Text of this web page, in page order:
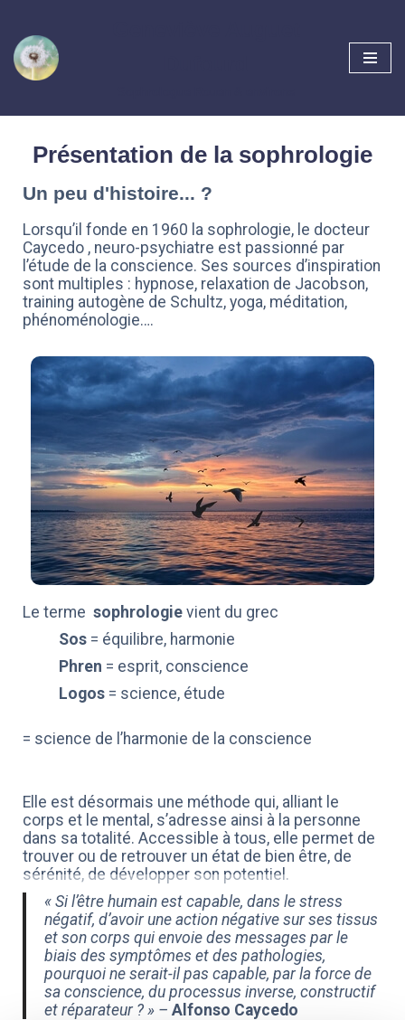
Aller
au
contenu
Présentation de la sophrologie
Un peu d'histoire... ?
Lorsqu’il fonde en 1960 la sophrologie, le docteur
Caycedo , neuro-psychiatre est passionné par
l’étude de la conscience. Ses sources d’inspiration
sont multiples : hypnose, relaxation de Jacobson,
training autogène de Schultz, yoga, méditation,
phénoménologie….
Le terme sophrologie vient du grec
Sos = équilibre, harmonie
Phren = esprit, conscience
Logos = science, étude
= science de l’harmonie de la conscience
Elle est désormais une méthode qui, alliant le
corps et le mental, s’adresse ainsi à la personne
dans sa totalité. Accessible à tous, elle permet de
trouver ou de retrouver un état de bien être, de
sérénité, de développer son potentiel.
« Si l’être humain est capable, dans le stress
négatif, d’avoir une action négative sur ses tissus
et son corps qui envoie des messages par le
biais des symptômes et des pathologies,
pourquoi ne serait-il pas capable, par la force de
sa conscience, du processus inverse, constructif
et réparateur ? » – Alfonso Caycedo